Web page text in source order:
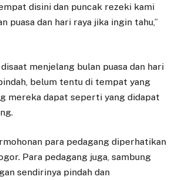
disini dan puncak rezeki kami
puasa dan hari raya jika ingin tahu,”
menjelang bulan puasa dan hari
belum tentu di tempat yang
mereka dapat seperti yang didapat
para pedagang diperhatikan
Para pedagang juga, sambung
sendirinya pindah dan